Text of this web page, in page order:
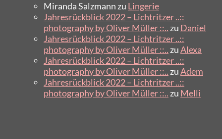
Miranda Salzmann zu Lingerie
Jahresrückblick 2022 – Lichtritzer ..::
photography by Oliver Müller ::.. zu Daniel
Jahresrückblick 2022 – Lichtritzer ..::
photography by Oliver Müller ::.. zuAlexa
Jahresrückblick 2022 – Lichtritzer ..::
photography by Oliver Müller ::.. zuAdem
Jahresrückblick 2022 – Lichtritzer ..::
photography by Oliver Müller ::.. zu Melli